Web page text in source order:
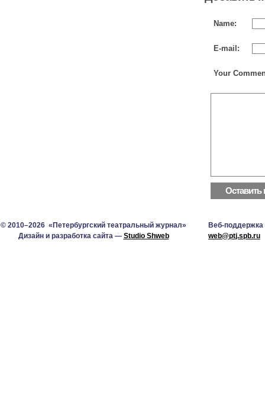
Name:
E-mail:
Your
© 2010–2026 «Петербургский театральный журнал»
Дизайн и разработка сайта — Studio Shweb
Веб-поддержка
web@ptj.spb.ru